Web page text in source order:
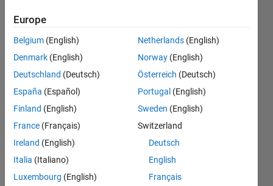
が。。。
Katotyan_pe
23 Feb
2
Answers
Answer
Accepted
24 Feb 2021
7 Views
Europe
Belgium (English)
Denmark (English)
Deutschland (Deutsch)
España (Español)
Finland (English)
France (Français)
Ireland (English)
Italia (Italiano)
Luxembourg (English)
Netherlands (English)
Norway (English)
Österreich (Deutsch)
Portugal (English)
Sweden (English)
Switzerland
Deutsch
English
Français